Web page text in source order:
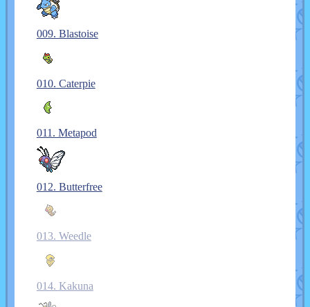
009. Blastoise
010. Caterpie
011. Metapod
012. Butterfree
013. Weedle
014. Kakuna